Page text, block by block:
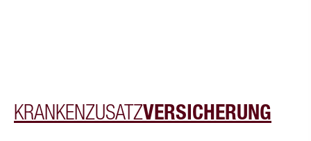
KRANKENZUSATZVERSICHERUNG